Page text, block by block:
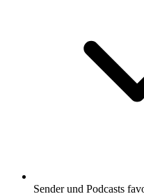
Sender und Podcasts